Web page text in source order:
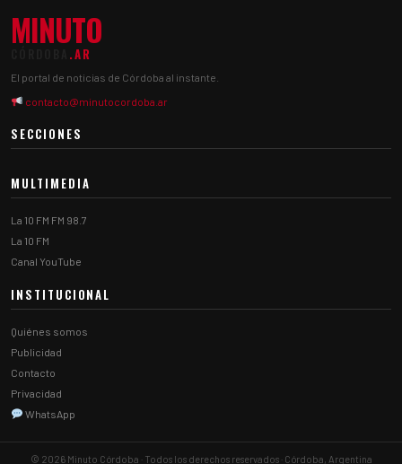
MINUTO
.AR
El portal de noticias de Córdoba al instante.
contacto@minutocordoba.ar
SECCIONES
MULTIMEDIA
La 10 FM FM 98.7
La 10 FM
Canal YouTube
INSTITUCIONAL
Quiénes somos
Publicidad
Contacto
Privacidad
WhatsApp
© 2026 Minuto Córdoba · Todos los derechos reservados · Córdoba, Argentina